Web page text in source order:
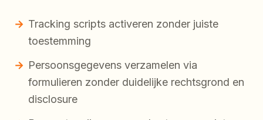
Tracking scripts activeren zonder juiste
toestemming
Persoonsgegevens verzamelen via
formulieren zonder duidelijke rechtsgrond en
disclosure